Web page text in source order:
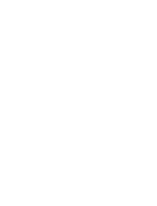
helemaal saai
Op wandelafstand van de
wat je nodig heb was er ook.